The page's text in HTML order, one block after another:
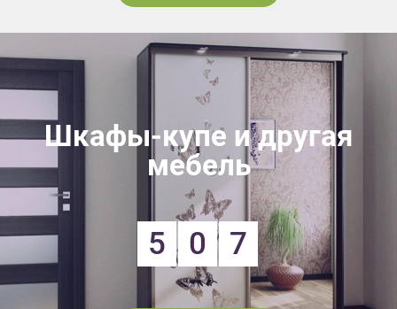
Шкафы-купе и другая
мебель
5 0 7